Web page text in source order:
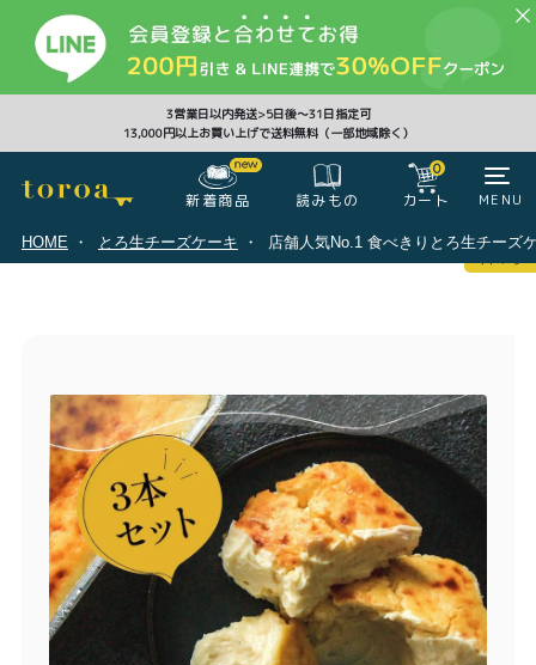
3営業日以内発送>5日後〜31日指定可
13,000円以上お買い上げで送料無料（一部地域除く）
新着商品 読みもの
0
カート MENU
CLOSE
0
商品一覧
とろ生ガトーショコラ
とろ生 まとめ買いお得
とろ生チーズケーキ
濃抹茶とろ生ガトーシ
HOME とろ生チーズケーキ 店舗人気No.1 食べきりとろ生チーズ